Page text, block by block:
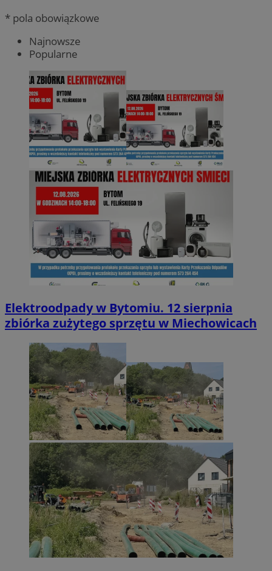
* pola obowiązkowe
Najnowsze
Popularne
Elektroodpady w Bytomiu. 12 sierpnia
zbiórka zużytego sprzętu w Miechowicach